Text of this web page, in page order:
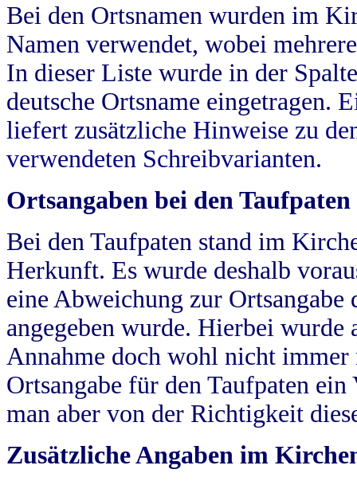
Bei den Ortsnamen wurden im
Namen verwendet, wobei
In dieser Liste wurde in der
deutsche Ortsname eingetragen.
liefert zusätzliche Hinweise zu
verwendeten Schreibvarianten.
Ortsangaben bei den Taufpaten
Bei den Taufpaten stand im
Herkunft. Es wurde deshalb
eine Abweichung zur
angegeben wurde. Hierbei wurde
Annahme doch wohl nicht
Ortsangabe für den Taufpaten
man aber von der Richtigkeit
Zusätzliche Angaben im